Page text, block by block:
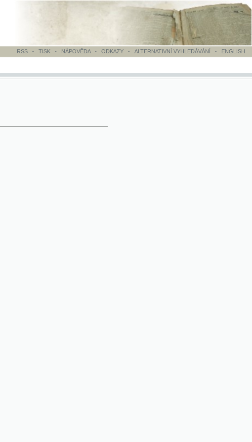
-NÁPOVĚDA - ODKAZY - ALTERNATIVNÍ VYHLEDÁVÁNÍ- ENGLISH